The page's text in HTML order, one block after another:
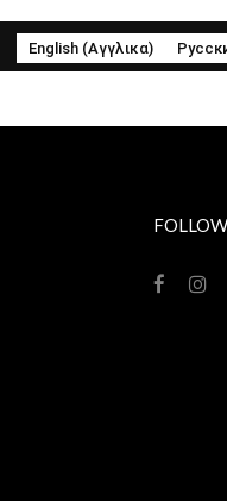
English (Αγγλικα)